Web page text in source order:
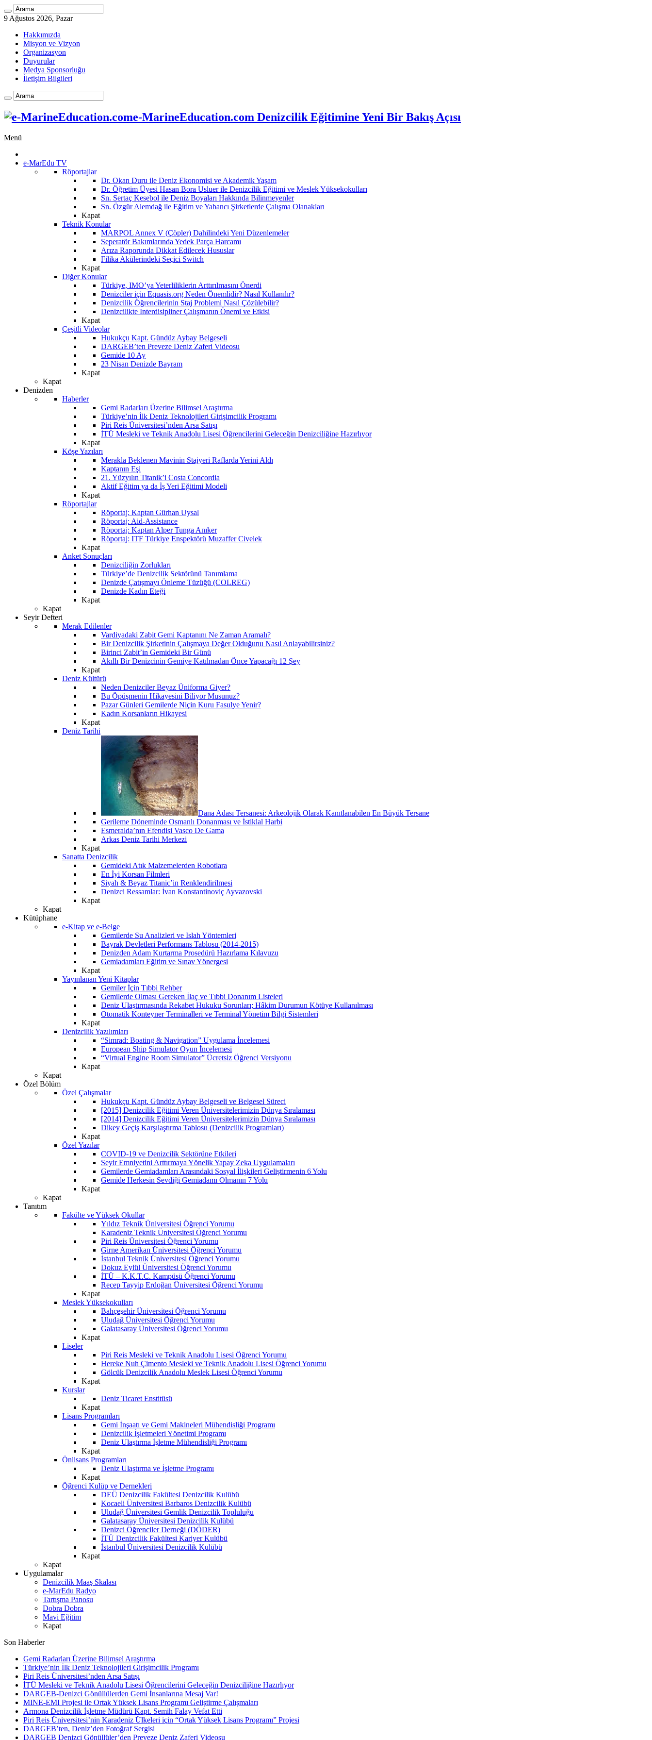
9 Ağustos 2026, Pazar
Hakkımızda
Misyon ve Vizyon
Organizasyon
Duyurular
Medya Sponsorluğu
İletişim Bilgileri
e-MarineEducation.com Denizcilik Eğitimine Yeni Bir Bakış Açısı
Menü
e-MarEdu TV
Röportajlar
Dr. Okan Duru ile Deniz Ekonomisi ve Akademik Yaşam
Dr. Öğretim Üyesi Hasan Bora Usluer ile Denizcilik Eğitimi ve Meslek Yüksekokulları
Sn. Sertaç Kesebol ile Deniz Boyaları Hakkında Bilinmeyenler
Sn. Özgür Alemdağ ile Eğitim ve Yabancı Şirketlerde Çalışma Olanakları
Kapat
Teknik Konular
MARPOL Annex V (Çöpler) Dahilindeki Yeni Düzenlemeler
Seperatör Bakımlarında Yedek Parça Harcamı
Arıza Raporunda Dikkat Edilecek Hususlar
Filika Akülerindeki Seçici Switch
Kapat
Diğer Konular
Türkiye, IMO’ya Yeterliliklerin Arttırılmasını Önerdi
Denizciler için Equasis.org Neden Önemlidir? Nasıl Kullanılır?
Denizcilik Öğrencilerinin Staj Problemi Nasıl Çözülebilir?
Denizcilikte Interdisipliner Çalışmanın Önemi ve Etkisi
Kapat
Çeşitli Videolar
Hukukçu Kapt. Gündüz Aybay Belgeseli
DARGEB’ten Preveze Deniz Zaferi Videosu
Gemide 10 Ay
23 Nisan Denizde Bayram
Kapat
Kapat
Denizden
Haberler
Gemi Radarları Üzerine Bilimsel Araştırma
Türkiye’nin İlk Deniz Teknolojileri Girişimcilik Programı
Piri Reis Üniversitesi’nden Arsa Satışı
İTÜ Mesleki ve Teknik Anadolu Lisesi Öğrencilerini Geleceğin Denizciliğine Hazırlıyor
Kapat
Köşe Yazıları
Merakla Beklenen Mavinin Stajyeri Raflarda Yerini Aldı
Kaptanın Eşi
21. Yüzyılın Titanik’i Costa Concordia
Aktif Eğitim ya da İş Yeri Eğitimi Modeli
Kapat
Röportajlar
Röportaj: Kaptan Gürhan Uysal
Röportaj: Aid-Assistance
Röportaj: Kaptan Alper Tunga Anıker
Röportaj: ITF Türkiye Enspektörü Muzaffer Civelek
Kapat
Anket Sonuçları
Denizciliğin Zorlukları
Türkiye’de Denizcilik Sektörünü Tanımlama
Denizde Çatışmayı Önleme Tüzüğü (COLREG)
Denizde Kadın Eteği
Kapat
Kapat
Seyir Defteri
Merak Edilenler
Vardiyadaki Zabit Gemi Kaptanını Ne Zaman Aramalı?
Bir Denizcilik Şirketinin Çalışmaya Değer Olduğunu Nasıl Anlayabilirsiniz?
Birinci Zabit’in Gemideki Bir Günü
Akıllı Bir Denizcinin Gemiye Katılmadan Önce Yapacağı 12 Şey
Kapat
Deniz Kültürü
Neden Denizciler Beyaz Üniforma Giyer?
Bu Öpüşmenin Hikayesini Biliyor Musunuz?
Pazar Günleri Gemilerde Niçin Kuru Fasulye Yenir?
Kadın Korsanların Hikayesi
Kapat
Deniz Tarihi
Dana Adası Tersanesi: Arkeolojik Olarak Kanıtlanabilen En Büyük Tersane
Gerileme Döneminde Osmanlı Donanması ve İstiklal Harbi
Esmeralda’nın Efendisi Vasco De Gama
Arkas Deniz Tarihi Merkezi
Kapat
Sanatta Denizcilik
Gemideki Atık Malzemelerden Robotlara
En İyi Korsan Filmleri
Siyah & Beyaz Titanic’in Renklendirilmesi
Denizci Ressamlar: İvan Konstantinoviç Ayvazovski
Kapat
Kapat
Kütüphane
e-Kitap ve e-Belge
Gemilerde Su Analizleri ve Islah Yöntemleri
Bayrak Devletleri Performans Tablosu (2014-2015)
Denizden Adam Kurtarma Prosedürü Hazırlama Kılavuzu
Gemiadamları Eğitim ve Sınav Yönergesi
Kapat
Yayınlanan Yeni Kitaplar
Gemiler İçin Tıbbi Rehber
Gemilerde Olması Gereken İlaç ve Tıbbi Donanım Listeleri
Deniz Ulaştırmasında Rekabet Hukuku Sorunları; Hâkim Durumun Kötüye Kullanılması
Otomatik Konteyner Terminalleri ve Terminal Yönetim Bilgi Sistemleri
Kapat
Denizcilik Yazılımları
“Simrad: Boating & Navigation” Uygulama İncelemesi
European Ship Simulator Oyun İncelemesi
“Virtual Engine Room Simulator” Ücretsiz Öğrenci Versiyonu
Kapat
Kapat
Özel Bölüm
Özel Çalışmalar
Hukukçu Kapt. Gündüz Aybay Belgeseli ve Belgesel Süreci
[2015] Denizcilik Eğitimi Veren Üniversitelerimizin Dünya Sıralaması
[2014] Denizcilik Eğitimi Veren Üniversitelerimizin Dünya Sıralaması
Dikey Geçiş Karşılaştırma Tablosu (Denizcilik Programları)
Kapat
Özel Yazılar
COVID-19 ve Denizcilik Sektörüne Etkileri
Seyir Emniyetini Arttırmaya Yönelik Yapay Zeka Uygulamaları
Gemilerde Gemiadamları Arasındaki Sosyal İlişkileri Geliştirmenin 6 Yolu
Gemide Herkesin Sevdiği Gemiadamı Olmanın 7 Yolu
Kapat
Kapat
Tanıtım
Fakülte ve Yüksek Okullar
Yıldız Teknik Üniversitesi Öğrenci Yorumu
Karadeniz Teknik Üniversitesi Öğrenci Yorumu
Piri Reis Üniversitesi Öğrenci Yorumu
Girne Amerikan Üniversitesi Öğrenci Yorumu
İstanbul Teknik Üniversitesi Öğrenci Yorumu
Dokuz Eylül Üniversitesi Öğrenci Yorumu
İTÜ – K.K.T.C. Kampüsü Öğrenci Yorumu
Recep Tayyip Erdoğan Üniversitesi Öğrenci Yorumu
Kapat
Meslek Yüksekokulları
Bahçeşehir Üniversitesi Öğrenci Yorumu
Uludağ Üniversitesi Öğrenci Yorumu
Galatasaray Üniversitesi Öğrenci Yorumu
Kapat
Liseler
Piri Reis Mesleki ve Teknik Anadolu Lisesi Öğrenci Yorumu
Hereke Nuh Çimento Mesleki ve Teknik Anadolu Lisesi Öğrenci Yorumu
Gölcük Denizcilik Anadolu Meslek Lisesi Öğrenci Yorumu
Kapat
Kurslar
Deniz Ticaret Enstitüsü
Kapat
Lisans Programları
Gemi İnşaatı ve Gemi Makineleri Mühendisliği Programı
Denizcilik İşletmeleri Yönetimi Programı
Deniz Ulaştırma İşletme Mühendisliği Programı
Kapat
Önlisans Programları
Deniz Ulaştırma ve İşletme Programı
Kapat
Öğrenci Kulüp ve Dernekleri
DEÜ Denizcilik Fakültesi Denizcilik Kulübü
Kocaeli Üniversitesi Barbaros Denizcilik Kulübü
Uludağ Üniversitesi Gemlik Denizcilik Topluluğu
Galatasaray Üniversitesi Denizcilik Kulübü
Denizci Öğrenciler Derneği (DÖDER)
İTÜ Denizcilik Fakültesi Kariyer Kulübü
İstanbul Üniversitesi Denizcilik Kulübü
Kapat
Kapat
Uygulamalar
Denizcilik Maaş Skalası
e-MarEdu Radyo
Tartışma Panosu
Dobra Dobra
Mavi Eğitim
Kapat
Son Haberler
Gemi Radarları Üzerine Bilimsel Araştırma
Türkiye’nin İlk Deniz Teknolojileri Girişimcilik Programı
Piri Reis Üniversitesi’nden Arsa Satışı
İTÜ Mesleki ve Teknik Anadolu Lisesi Öğrencilerini Geleceğin Denizciliğine Hazırlıyor
DARGEB-Denizci Gönüllülerden Gemi İnsanlarına Mesaj Var!
MINE-EMI Projesi ile Ortak Yüksek Lisans Programı Geliştirme Çalışmaları
Armona Denizcilik İşletme Müdürü Kapt. Semih Falay Vefat Etti
Piri Reis Üniversitesi’nin Karadeniz Ülkeleri için “Ortak Yüksek Lisans Programı” Projesi
DARGEB’ten, Deniz’den Fotoğraf Sergisi
DARGEB Denizci Gönüllüler’den Preveze Deniz Zaferi Videosu